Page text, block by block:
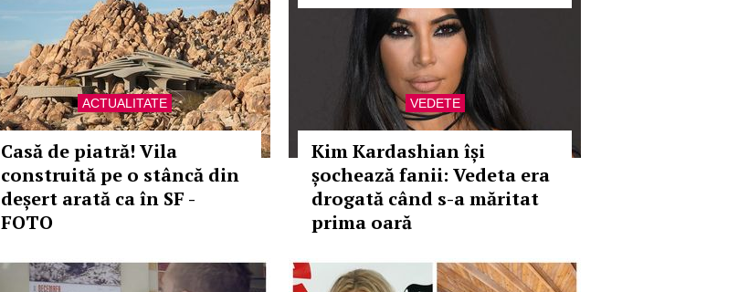
ACTUALITATE
Casă de piatră! Vila
construită pe o stâncă din
deșert arată ca în SF -
FOTO
VEDETE
Kim Kardashian își
șochează fanii: Vedeta era
drogată când s-a măritat
prima oară